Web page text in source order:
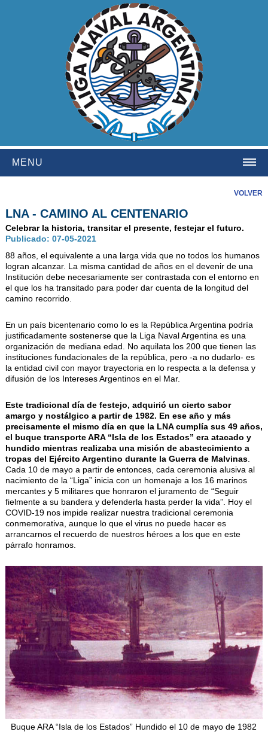
MENU
INSTITUCIONAL
NOSOTROS
HISTORIA
AUTORIDADES
BENEFICIOS
ESCUELA NÁUTICA
LINKS
SOCIOS
NEWSLETTER
SUSCRIBIRSE
VER NEWSLETTER
CONTACTO
CONTACTENOS
LIBRO DE VISITAS
VOLVER
LNA - CAMINO AL CENTENARIO
Celebrar la historia, transitar el presente, festejar el futuro.
Publicado: 07-05-2021
88 años, el equivalente a una larga vida que no todos los humanos
logran alcanzar. La misma cantidad de años en el devenir de una
Institución debe necesariamente ser contrastada con el entorno en
el que los ha transitado para poder dar cuenta de la longitud del
camino recorrido.
En un país bicentenario como lo es la República Argentina podría
justificadamente sostenerse que la Liga Naval Argentina es una
organización de mediana edad. No aquilata los 200 que tienen las
instituciones fundacionales de la república, pero -a no dudarlo- es
la entidad civil con mayor trayectoria en lo respecta a la defensa y
difusión de los Intereses Argentinos en el Mar.
Este tradicional día de festejo, adquirió un cierto sabor
amargo y nostálgico a partir de 1982. En ese año y más
precisamente el mismo día en que la LNA cumplía sus 49 años,
el buque transporte ARA “Isla de los Estados” era atacado y
hundido mientras realizaba una misión de abastecimiento a
tropas del Ejército Argentino durante la Guerra de Malvinas.
Cada 10 de mayo a partir de entonces, cada ceremonia alusiva al
nacimiento de la “Liga” inicia con un homenaje a los 16 marinos
mercantes y 5 militares que honraron el juramento de “Seguir
fielmente a su bandera y defenderla hasta perder la vida”. Hoy el
COVID-19 nos impide realizar nuestra tradicional ceremonia
conmemorativa, aunque lo que el virus no puede hacer es
arrancarnos el recuerdo de nuestros héroes a los que en este
párrafo honramos.
Buque ARA “Isla de los Estados” Hundido el 10 de mayo de 1982